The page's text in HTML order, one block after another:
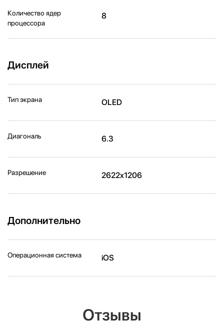
Количество ядер
процессора
8
Дисплей
Тип экрана OLED
Диагональ 6.3
Разрешение 2622x1206
Дополнительно
Операционная система iOS
Отзывы